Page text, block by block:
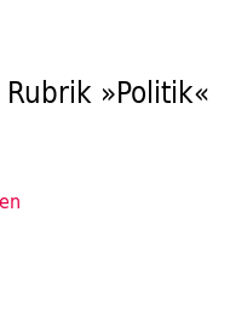
»Politik«